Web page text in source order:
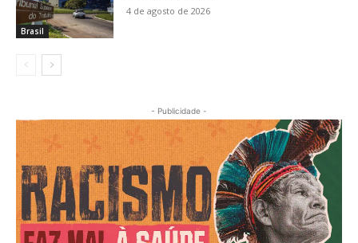
Brasil
4 de agosto de 2026
- Publicidade -